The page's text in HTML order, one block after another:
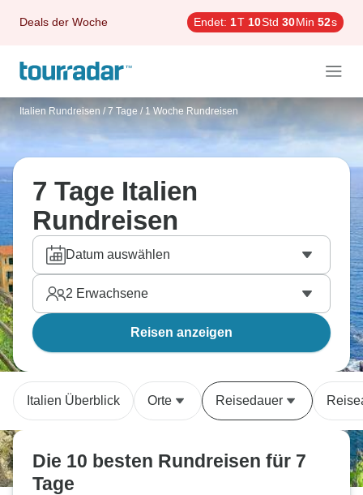
Deals der Woche Endet: 1T 10Std 30Min 51s
Italien Rundreisen / 7 Tage / 1 Woche Rundreisen
7 Tage Italien
Rundreisen
Datum auswählen
2 Erwachsene
Reisen anzeigen
Italien Überblick Orte Reisedauer
Die 10 besten Rundreisen für 7
Tage